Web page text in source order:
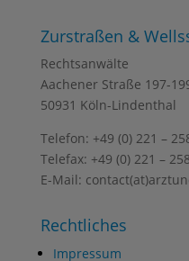
Zurstraßen &
Rechtsanwälte
Aachener Straße 197-
50931 Köln-Lindenthal
Telefon: +49 (0) 221 –
Telefax: +49 (0) 221 –
E-Mail:
Rechtliches
Impressum